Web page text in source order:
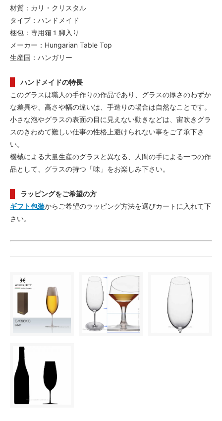
材質：カリ・クリスタル
タイプ：ハンドメイド
梱包：専用箱１脚入り
メーカー：Hungarian Table Top
生産国：ハンガリー
ハンドメイドの特長
このグラスは職人の手作りの作品であり、グラスの厚さのわずか
な差異や、高さや幅の違いは、手造りの場合は自然なことです。
小さな泡やグラスの表面の目に見えない動きなどは、宙吹きグラ
スのきわめて難しい仕事の性格上避けられない事をご了承下さ
い。
機械による大量生産のグラスと異なる、人間の手による一つの作
品として、グラスの持つ「味」をお楽しみ下さい。
ラッピングをご希望の方
ギフト包装からご希望のラッピング方法を選びカートに入れて下
さい。